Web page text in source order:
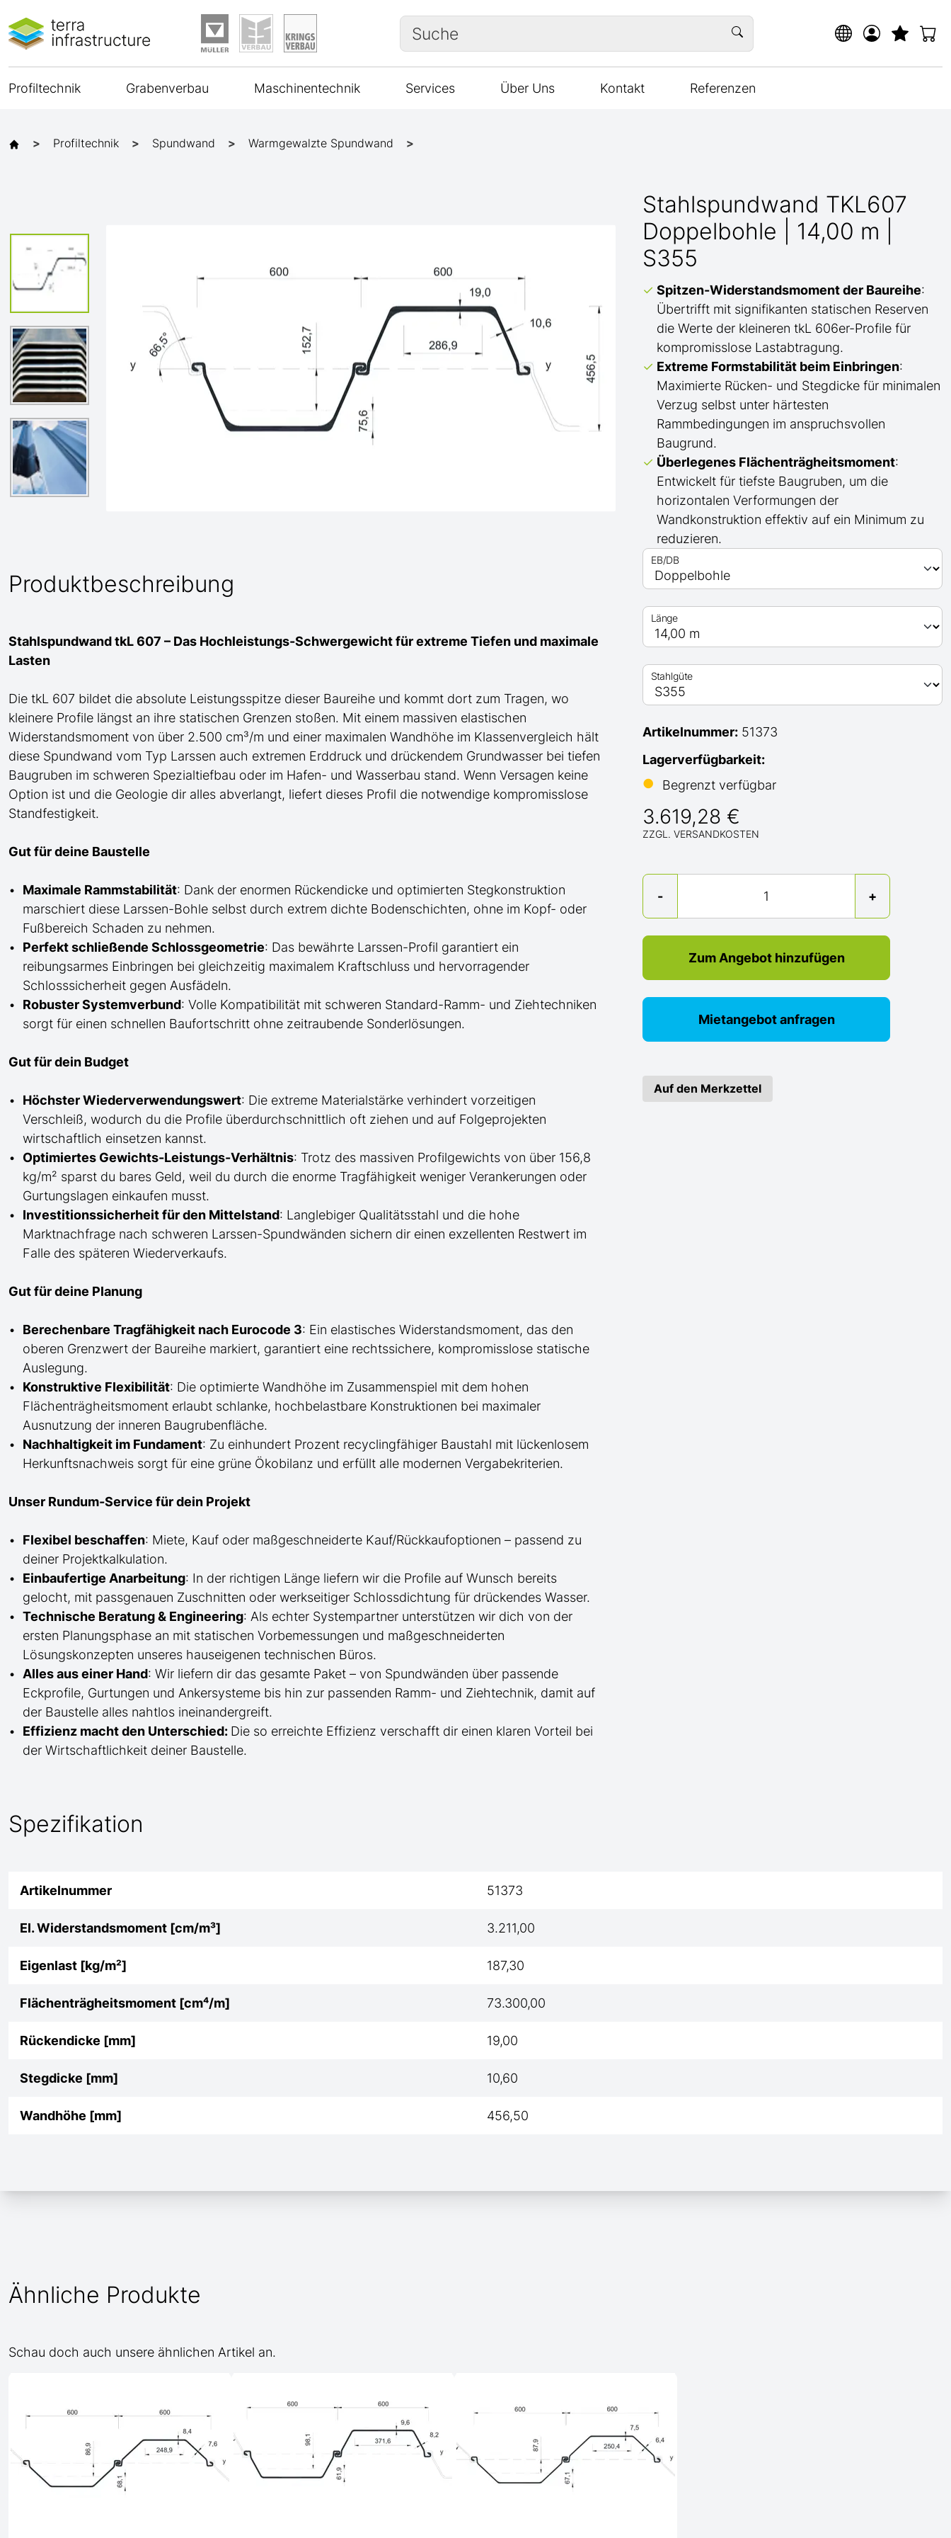
Suche
Profiltechnik Grabenverbau Maschinentechnik Services Über Uns Kontakt Referenzen
Profiltechnik Spundwand Warmgewalzte Spundwand
Produktbeschreibung
Stahlspundwand tkL 607 – Das Hochleistungs-Schwergewicht für extreme Tiefen und maximale
Lasten
Die tkL 607 bildet die absolute Leistungsspitze dieser Baureihe und kommt dort zum Tragen, wo
kleinere Profile längst an ihre statischen Grenzen stoßen. Mit einem massiven elastischen
Widerstandsmoment von über 2.500 cm³/m und einer maximalen Wandhöhe im Klassenvergleich hält
diese Spundwand vom Typ Larssen auch extremen Erddruck und drückendem Grundwasser bei tiefen
Baugruben im schweren Spezialtiefbau oder im Hafen- und Wasserbau stand. Wenn Versagen keine
Option ist und die Geologie dir alles abverlangt, liefert dieses Profil die notwendige kompromisslose
Standfestigkeit.
Gut für deine Baustelle
Maximale Rammstabilität: Dank der enormen Rückendicke und optimierten Stegkonstruktion
marschiert diese Larssen-Bohle selbst durch extrem dichte Bodenschichten, ohne im Kopf- oder
Fußbereich Schaden zu nehmen.
Perfekt schließende Schlossgeometrie: Das bewährte Larssen-Profil garantiert ein
reibungsarmes Einbringen bei gleichzeitig maximalem Kraftschluss und hervorragender
Schlosssicherheit gegen Ausfädeln.
Robuster Systemverbund: Volle Kompatibilität mit schweren Standard-Ramm- und Ziehtechniken
sorgt für einen schnellen Baufortschritt ohne zeitraubende Sonderlösungen.
Gut für dein Budget
Höchster Wiederverwendungswert: Die extreme Materialstärke verhindert vorzeitigen
Verschleiß, wodurch du die Profile überdurchschnittlich oft ziehen und auf Folgeprojekten
wirtschaftlich einsetzen kannst.
Optimiertes Gewichts-Leistungs-Verhältnis: Trotz des massiven Profilgewichts von über 156,8
kg/m² sparst du bares Geld, weil du durch die enorme Tragfähigkeit weniger Verankerungen oder
Gurtungslagen einkaufen musst.
Investitionssicherheit für den Mittelstand: Langlebiger Qualitätsstahl und die hohe
Marktnachfrage nach schweren Larssen-Spundwänden sichern dir einen exzellenten Restwert im
Falle des späteren Wiederverkaufs.
Gut für deine Planung
Berechenbare Tragfähigkeit nach Eurocode 3: Ein elastisches Widerstandsmoment, das den
oberen Grenzwert der Baureihe markiert, garantiert eine rechtssichere, kompromisslose statische
Auslegung.
Konstruktive Flexibilität: Die optimierte Wandhöhe im Zusammenspiel mit dem hohen
Flächenträgheitsmoment erlaubt schlanke, hochbelastbare Konstruktionen bei maximaler
Ausnutzung der inneren Baugrubenfläche.
Nachhaltigkeit im Fundament: Zu einhundert Prozent recyclingfähiger Baustahl mit lückenlosem
Herkunftsnachweis sorgt für eine grüne Ökobilanz und erfüllt alle modernen Vergabekriterien.
Unser Rundum-Service für dein Projekt
Flexibel beschaffen: Miete, Kauf oder maßgeschneiderte Kauf/Rückkaufoptionen – passend zu
deiner Projektkalkulation.
Einbaufertige Anarbeitung: In der richtigen Länge liefern wir die Profile auf Wunsch bereits
gelocht, mit passgenauen Zuschnitten oder werkseitiger Schlossdichtung für drückendes Wasser.
Technische Beratung & Engineering: Als echter Systempartner unterstützen wir dich von der
ersten Planungsphase an mit statischen Vorbemessungen und maßgeschneiderten
Lösungskonzepten unseres hauseigenen technischen Büros.
Alles aus einer Hand: Wir liefern dir das gesamte Paket – von Spundwänden über passende
Eckprofile, Gurtungen und Ankersysteme bis hin zur passenden Ramm- und Ziehtechnik, damit auf
der Baustelle alles nahtlos ineinandergreift.
Effizienz macht den Unterschied: Die so erreichte Effizienz verschafft dir einen klaren Vorteil bei
der Wirtschaftlichkeit deiner Baustelle.
Stahlspundwand TKL607
Doppelbohle | 14,00 m |
S355
Spitzen-Widerstandsmoment der Baureihe:
Übertrifft mit signifikanten statischen Reserven
die Werte der kleineren tkL 606er-Profile für
kompromisslose Lastabtragung.
Extreme Formstabilität beim Einbringen:
Maximierte Rücken- und Stegdicke für minimalen
Verzug selbst unter härtesten
Rammbedingungen im anspruchsvollen
Baugrund.
Überlegenes Flächenträgheitsmoment:
Entwickelt für tiefste Baugruben, um die
horizontalen Verformungen der
Wandkonstruktion effektiv auf ein Minimum zu
reduzieren.
EB/DB
Länge
Stahlgüte
Artikelnummer: 51373
Lagerverfügbarkeit:
●
Begrenzt verfügbar
3.619,28 €
ZZGL. VERSANDKOSTEN
-
Menge
+
Zum Angebot hinzufügen
Mietangebot anfragen
Auf den Merkzettel
Spezifikation
Artikelnummer 51373
El. Widerstandsmoment [cm/m³] 3.211,00
Eigenlast [kg/m²] 187,30
Flächenträgheitsmoment [cm⁴/m] 73.300,00
Rückendicke [mm] 19,00
Stegdicke [mm] 10,60
Wandhöhe [mm] 456,50
Ähnliche Produkte
Schau doch auch unsere ähnlichen Artikel an.